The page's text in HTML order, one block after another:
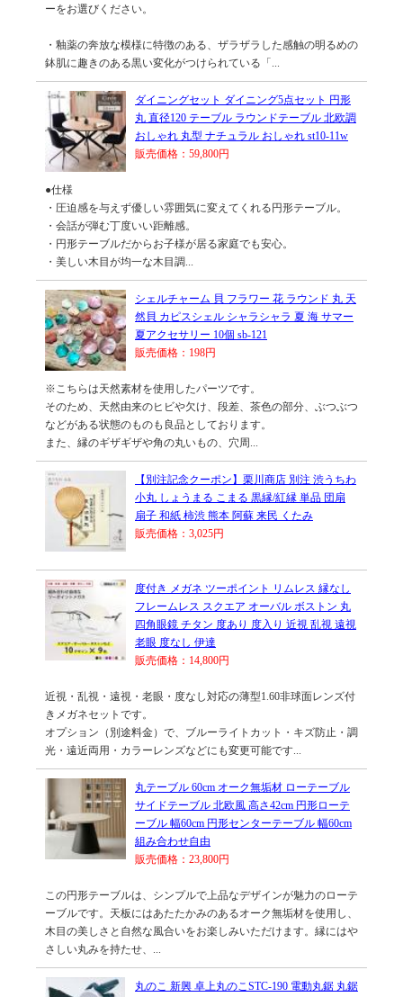
ーをお選びください。
・釉薬の奔放な模様に特徴のある、ザラザラした感触の明るめの
鉢肌に趣きのある黒い変化がつけられている「...
ダイニングセット ダイニング5点セット 円形
丸 直径120 テーブル ラウンドテーブル 北欧調
おしゃれ 丸型 ナチュラル おしゃれ st10-11w
販売価格：59,800円
●仕様
・圧迫感を与えず優しい雰囲気に変えてくれる円形テーブル。
・会話が弾む丁度いい距離感。
・円形テーブルだからお子様が居る家庭でも安心。
・美しい木目が均一な木目調...
シェルチャーム 貝 フラワー 花 ラウンド 丸 天
然貝 カピスシェル シャラシャラ 夏 海 サマー
夏アクセサリー 10個 sb-121
販売価格：198円
※こちらは天然素材を使用したパーツです。
そのため、天然由来のヒビや欠け、段差、茶色の部分、ぶつぶつ
などがある状態のものも良品としております。
また、縁のギザギザや角の丸いもの、穴周...
【別注記念クーポン】栗川商店 別注 渋うちわ
小丸 しょうまる こまる 黒縁/紅縁 単品 団扇
扇子 和紙 柿渋 熊本 阿蘇 来民 くたみ
販売価格：3,025円
度付き メガネ ツーポイント リムレス 縁なし
フレームレス スクエア オーバル ボストン 丸
四角眼鏡 チタン 度あり 度入り 近視 乱視 遠視
老眼 度なし 伊達
販売価格：14,800円
近視・乱視・遠視・老眼・度なし対応の薄型1.60非球面レンズ付
きメガネセットです。
オプション（別途料金）で、ブルーライトカット・キズ防止・調
光・遠近両用・カラーレンズなどにも変更可能です...
丸テーブル 60cm オーク無垢材 ローテーブル
サイドテーブル 北欧風 高さ42cm 円形ローテ
ーブル 幅60cm 円形センターテーブル 幅60cm
組み合わせ自由
販売価格：23,800円
この円形テーブルは、シンプルで上品なデザインが魅力のローテ
ーブルです。天板にはあたたかみのあるオーク無垢材を使用し、
木目の美しさと自然な風合いをお楽しみいただけます。縁にはや
さしい丸みを持たせ、...
丸のこ 新興 卓上丸のこSTC-190 電動丸鋸 丸鋸